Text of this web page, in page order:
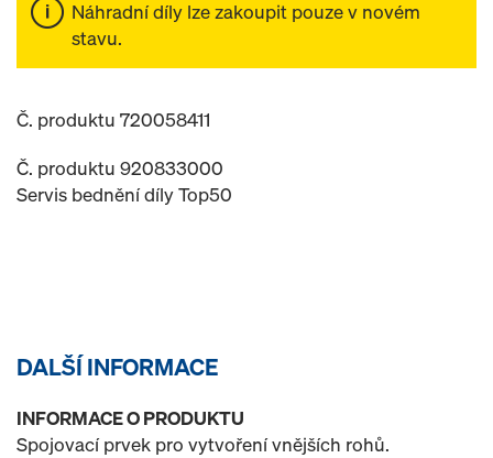
Náhradní díly lze zakoupit pouze v novém
stavu.
Č. produktu 720058411
Č. produktu 920833000
Servis bednění díly Top50
DALŠÍ INFORMACE
INFORMACE O PRODUKTU
Spojovací prvek pro vytvoření vnějších rohů.